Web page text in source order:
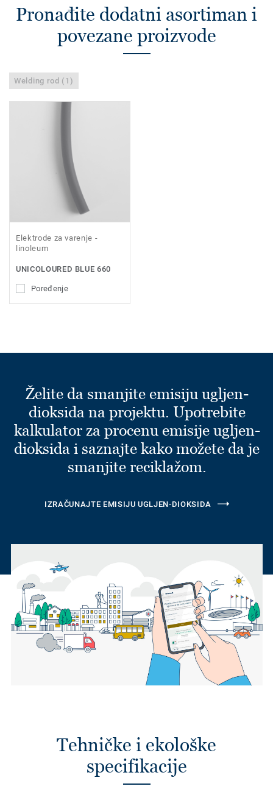
Pronađite dodatni asortiman i
povezane proizvode
Welding rod (1)
Elektrode za varenje -
linoleum
UNICOLOURED BLUE 660
Poređenje
Želite da smanjite emisiju ugljen-
dioksida na projektu. Upotrebite
kalkulator za procenu emisije ugljen-
dioksida i saznajte kako možete da je
smanjite reciklažom.
IZRAČUNAJTE EMISIJU UGLJEN-DIOKSIDA
Tehničke i ekološke
specifikacije